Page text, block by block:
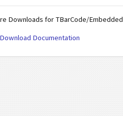
Downloads for TBarCode/Embedded
Download Documentation